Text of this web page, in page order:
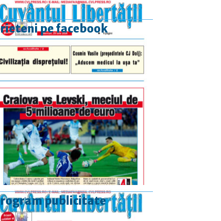
pe facebook
publicitate